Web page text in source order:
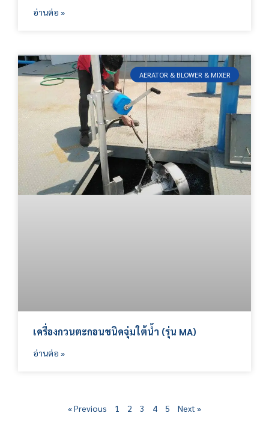
อ่านต่อ »
AERATOR & BLOWER & MIXER
เครื่องกวนตะกอนชนิดจุ่มใต้น้ำ (รุ่น MA)
อ่านต่อ »
« Previous 1 2 3 4 5 Next »